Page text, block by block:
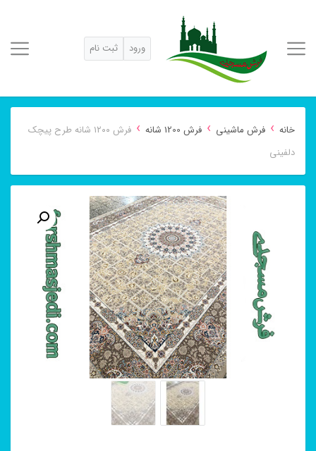
ورود ثبت نام
خانه › فرش ماشینی › فرش 1200 شانه ›
فرش ۱۲۰۰ شانه طرح پیچک
دلفینی